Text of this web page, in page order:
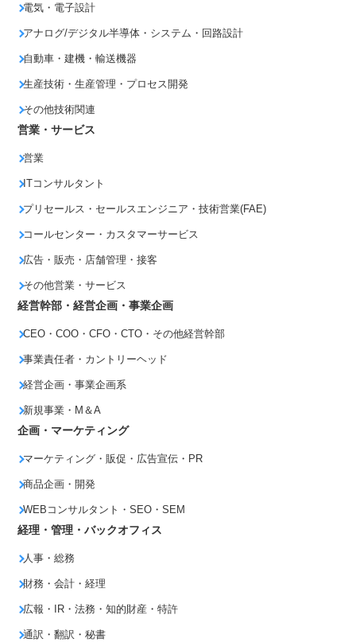
電気・電子設計
アナログ/デジタル半導体・システム・回路設計
自動車・建機・輸送機器
生産技術・生産管理・プロセス開発
その他技術関連
営業・サービス
営業
ITコンサルタント
プリセールス・セールスエンジニア・技術営業(FAE)
コールセンター・カスタマーサービス
広告・販売・店舗管理・接客
その他営業・サービス
経営幹部・経営企画・事業企画
CEO・COO・CFO・CTO・その他経営幹部
事業責任者・カントリーヘッド
経営企画・事業企画系
新規事業・M＆A
企画・マーケティング
マーケティング・販促・広告宣伝・PR
商品企画・開発
WEBコンサルタント・SEO・SEM
経理・管理・バックオフィス
人事・総務
財務・会計・経理
広報・IR・法務・知的財産・特許
通訳・翻訳・秘書